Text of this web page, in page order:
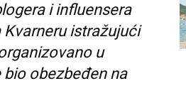
i influensera
istražujući
u
bio obezbeđen na